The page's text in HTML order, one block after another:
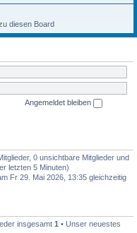
diesen Board
Angemeldet bleiben
0 unsichtbare Mitglieder und
letzten 5 Minuten)
Fr 29. Mai 2026, 13:35 gleichzeitig
insgesamt 1 • Unser neuestes